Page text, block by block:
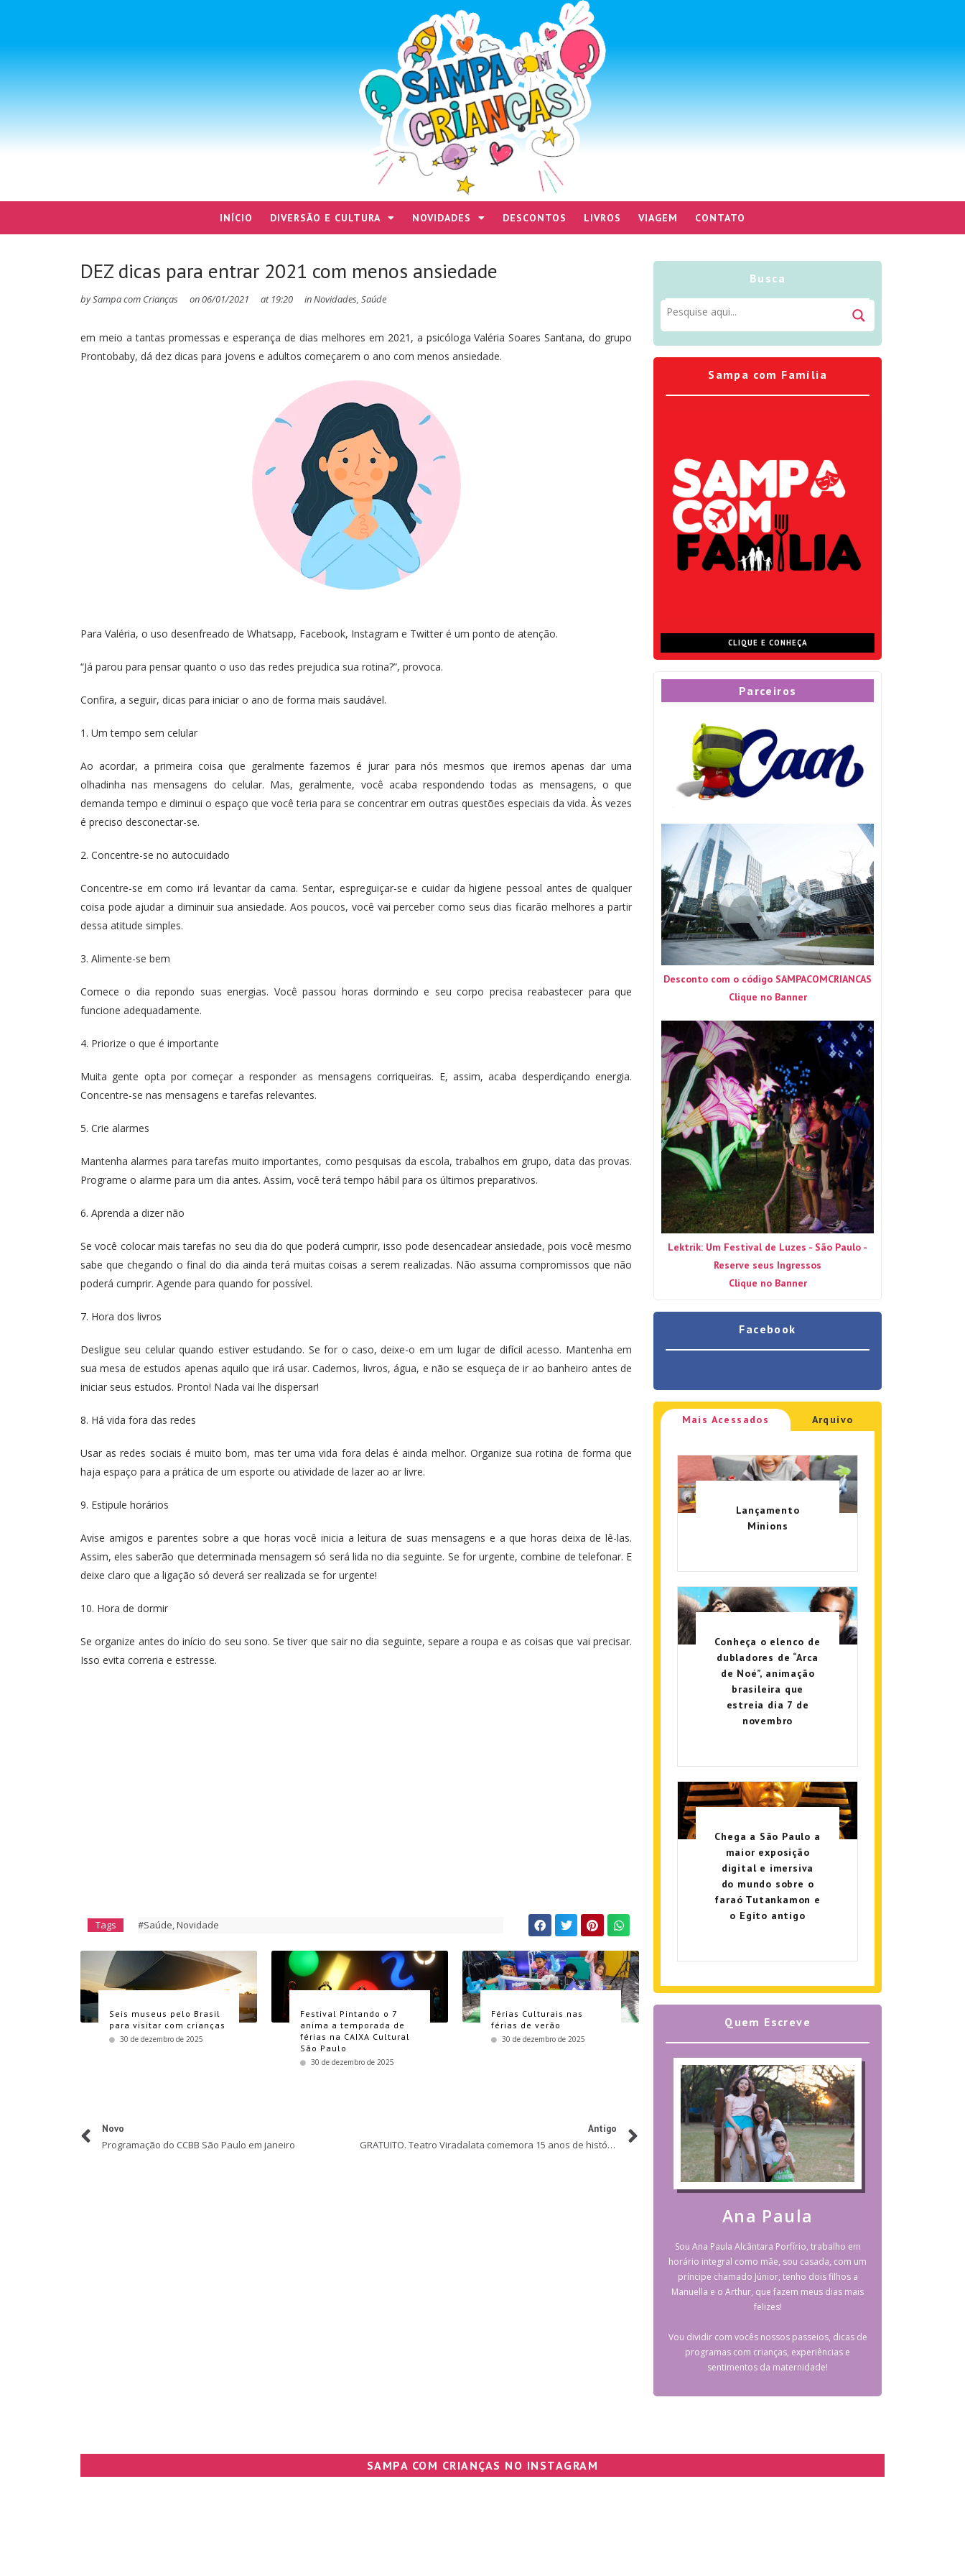
INÍCIO DIVERSÃO E CULTURA NOVIDADES DESCONTOS LIVROS VIAGEM CONTATO
DEZ dicas para entrar 2021 com menos ansiedade
bySampa com Crianças on06/01/2021 at 19:20 inNovidades, Saúde
em meio a tantas promessas e esperança de dias melhores em 2021, a psicóloga Valéria Soares Santana, do grupo
Prontobaby, dá dez dicas para jovens e adultos começarem o ano com menos ansiedade.
Para Valéria, o uso desenfreado de Whatsapp, Facebook, Instagram e Twitter é um ponto de atenção.
“Já parou para pensar quanto o uso das redes prejudica sua rotina?”, provoca.
Confira, a seguir, dicas para iniciar o ano de forma mais saudável.
1. Um tempo sem celular
Ao acordar, a primeira coisa que geralmente fazemos é jurar para nós mesmos que iremos apenas dar uma
olhadinha nas mensagens do celular. Mas, geralmente, você acaba respondendo todas as mensagens, o que
demanda tempo e diminui o espaço que você teria para se concentrar em outras questões especiais da vida. Às vezes
é preciso desconectar-se.
2. Concentre-se no autocuidado
Concentre-se em como irá levantar da cama. Sentar, espreguiçar-se e cuidar da higiene pessoal antes de qualquer
coisa pode ajudar a diminuir sua ansiedade. Aos poucos, você vai perceber como seus dias ficarão melhores a partir
dessa atitude simples.
3. Alimente-se bem
Comece o dia repondo suas energias. Você passou horas dormindo e seu corpo precisa reabastecer para que
funcione adequadamente.
4. Priorize o que é importante
Muita gente opta por começar a responder as mensagens corriqueiras. E, assim, acaba desperdiçando energia.
Concentre-se nas mensagens e tarefas relevantes.
5. Crie alarmes
Mantenha alarmes para tarefas muito importantes, como pesquisas da escola, trabalhos em grupo, data das provas.
Programe o alarme para um dia antes. Assim, você terá tempo hábil para os últimos preparativos.
6. Aprenda a dizer não
Se você colocar mais tarefas no seu dia do que poderá cumprir, isso pode desencadear ansiedade, pois você mesmo
sabe que chegando o final do dia ainda terá muitas coisas a serem realizadas. Não assuma compromissos que não
poderá cumprir. Agende para quando for possível.
7. Hora dos livros
Desligue seu celular quando estiver estudando. Se for o caso, deixe-o em um lugar de difícil acesso. Mantenha em
sua mesa de estudos apenas aquilo que irá usar. Cadernos, livros, água, e não se esqueça de ir ao banheiro antes de
iniciar seus estudos. Pronto! Nada vai lhe dispersar!
8. Há vida fora das redes
Usar as redes sociais é muito bom, mas ter uma vida fora delas é ainda melhor. Organize sua rotina de forma que
haja espaço para a prática de um esporte ou atividade de lazer ao ar livre.
9. Estipule horários
Avise amigos e parentes sobre a que horas você inicia a leitura de suas mensagens e a que horas deixa de lê-las.
Assim, eles saberão que determinada mensagem só será lida no dia seguinte. Se for urgente, combine de telefonar. E
deixe claro que a ligação só deverá ser realizada se for urgente!
10. Hora de dormir
Se organize antes do início do seu sono. Se tiver que sair no dia seguinte, separe a roupa e as coisas que vai precisar.
Isso evita correria e estresse.
Tags #Saúde,Novidade
Seis museus pelo Brasil
para visitar com crianças
30 de dezembro de 2025
Festival Pintando o 7
anima a temporada de
férias na CAIXA Cultural
São Paulo
30 de dezembro de 2025
Férias Culturais nas
férias de verão
30 de dezembro de 2025
Novo
Programação do CCBB São Paulo em janeiro
Antigo
GRATUITO. Teatro Viradalata comemora 15 anos de história com mostra de repertório infantil online e presencial no mês de janeiro
Busca
Sampa com Família
CLIQUE E CONHEÇA
Parceiros
Desconto com o código SAMPACOMCRIANCAS
Clique no Banner
Lektrik: Um Festival de Luzes - São Paulo -
Reserve seus Ingressos
Clique no Banner
Facebook
Mais Acessados Arquivo
Lançamento
Minions
Conheça o elenco de
dubladores de “Arca
de Noé”, animação
brasileira que
estreia dia 7 de
novembro
Chega a São Paulo a
maior exposição
digital e imersiva
do mundo sobre o
faraó Tutankamon e
o Egito antigo
Quem Escreve
Ana Paula
Sou Ana Paula Alcântara Porfírio, trabalho em
horário integral como mãe, sou casada, com um
príncipe chamado Júnior, tenho dois filhos a
Manuella e o Arthur, que fazem meus dias mais
felizes!
Vou dividir com vocês nossos passeios, dicas de
programas com crianças, experiências e
sentimentos da maternidade!
SAMPA COM CRIANÇAS NO INSTAGRAM